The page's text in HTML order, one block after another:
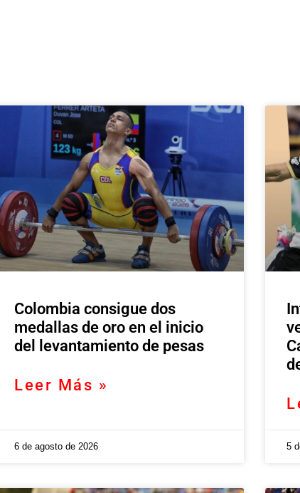
Colombia consigue dos
medallas de oro en el inicio
del levantamiento de pesas
Leer Más »
6 de agosto de 2026 5